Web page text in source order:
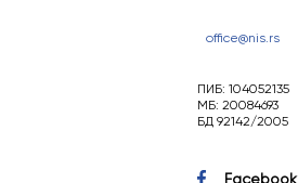
office@nis.rs
ПИБ: 104052135
МБ: 20084693
БД 92142/2005
Facebook